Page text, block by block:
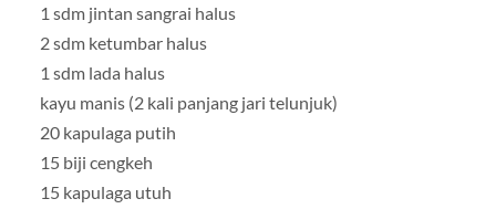
1 sdm jintan sangrai halus
2 sdm ketumbar halus
1 sdm lada halus
kayu manis (2 kali panjang jari telunjuk)
20 kapulaga putih
15 biji cengkeh
15 kapulaga utuh